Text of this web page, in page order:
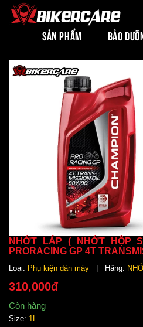
SẢN PHẨM BẢO
NHỚT LÁP ( NHỚT HỘP
PRORACING GP 4T
Loại: Phụ kiện dàn máy | Hãng:
310,000đ
Còn hàng
Size: 1L